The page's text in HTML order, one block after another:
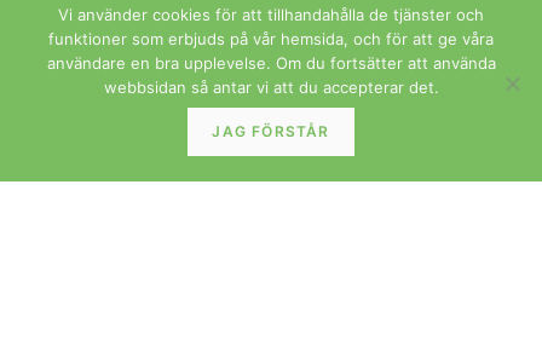
Kontakt
0584-100 27
butik@linneolump.se
Vi använder cookies för att tillhandahålla de tjänster och
funktioner som erbjuds på vår hemsida, och för att ge våra
användare en bra upplevelse. Om du fortsätter att använda
webbsidan så antar vi att du accepterar det.
JAG FÖRSTÅR